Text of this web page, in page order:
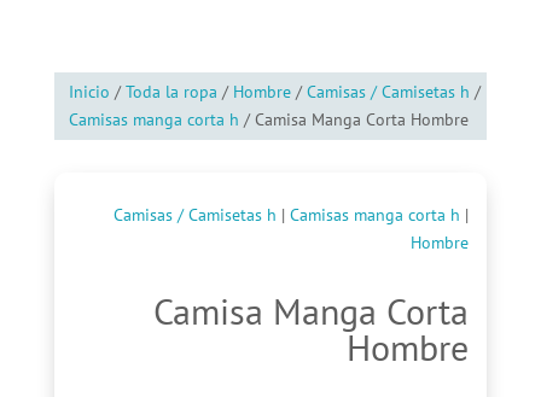
Inicio /Toda la ropa / Hombre/Camisas / Camisetas h /
Camisas manga corta h / Camisa Manga Corta Hombre
Camisas / Camisetas h |Camisas manga corta h |
Hombre
Camisa Manga Corta
Hombre